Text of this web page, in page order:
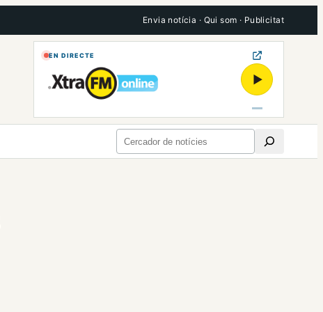
Envia notícia · Qui som · Publicitat
EN DIRECTE
▶
Cerca